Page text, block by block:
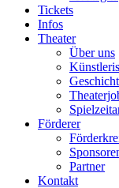
Tickets
Infos
Theater
Über uns
Förderer
Partner
Kontakt